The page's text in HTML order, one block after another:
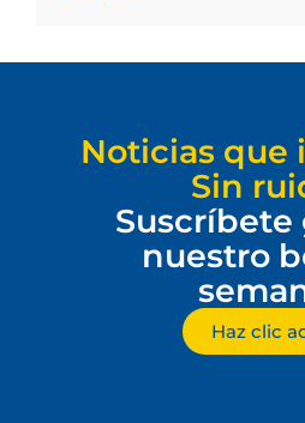
Noticias que
Sin
Suscríbete
nuestro
Haz clic